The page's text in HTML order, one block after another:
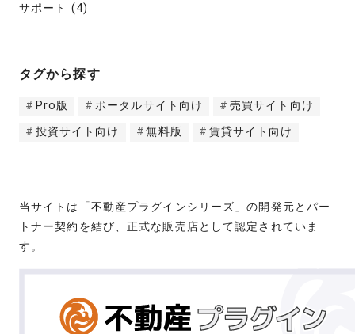
サポート (4)
タグから探す
Pro版 ポータルサイト向け
売買サイト向け
投資サイト向け
無料版 賃貸サイト向け
当サイトは「不動産プラグインシリーズ」の開発元とパー
トナー契約を結び、正式な販売店として認定されていま
す。